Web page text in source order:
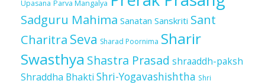
Upasana Parva Mangalya
Sadguru Mahima Sanatan Sanskriti Sant
Charitra Seva Sharad Poornima Sharir
Swasthya Shastra Prasad shraaddh-paksh
Shraddha Bhakti Shri-Yogavashishtha Shri